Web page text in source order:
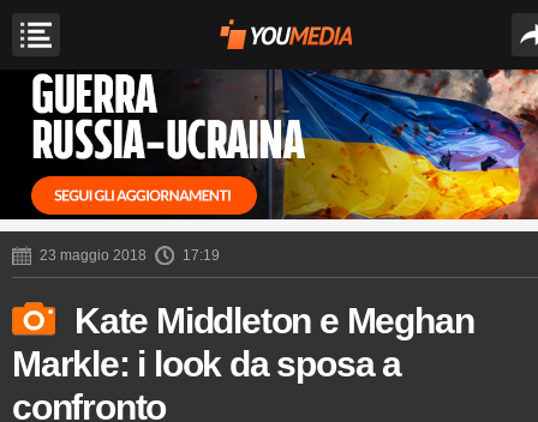
23 maggio 2018 17:19
Kate Middleton e Meghan
Markle: i look da sposa a
confronto